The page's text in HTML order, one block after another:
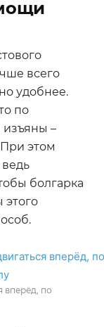
всего
удобнее.
по
изъяны –
этом
болгарка
этого
вперёд, по